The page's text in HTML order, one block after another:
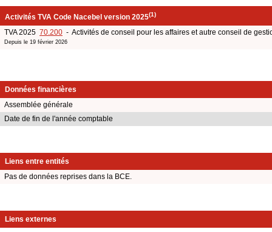
Activités TVA Code Nacebel version 2025(1)
TVA 2025 70.200 - Activités de conseil pour les affaires et autre conseil de
Depuis le 19 février 2026
Données financières
Assemblée générale
Date de fin de l'année comptable
Liens entre entités
Pas de données reprises dans la BCE.
Liens externes